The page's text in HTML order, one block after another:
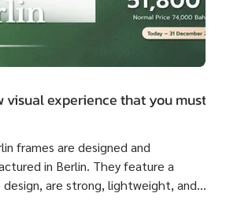
visual experience that you must.
frames are designed and
in Berlin. They feature a
design, are strong, lightweight, and